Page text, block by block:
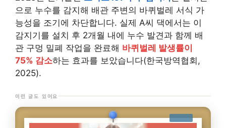
으로 누수를 감지해 배관 주변의 바퀴벌레 서식 가
능성을 조기에 차단합니다. 실제 A씨 댁에서는 이
감지기를 설치 후 2개월 내에 누수 발견과 함께 배
관 구멍 밀폐 작업을 완료해 바퀴벌레 발생률이
75% 감소하는 효과를 보았습니다(한국방역협회,
2025).
이런 글도 있어요